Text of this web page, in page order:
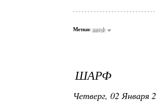
Метки: шарф
ШАРФ
Четверг, 02 Января